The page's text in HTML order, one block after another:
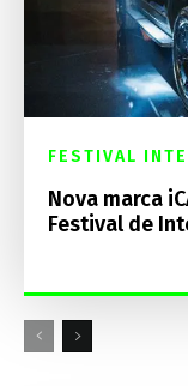
FESTIVAL
Nova marca
Festival de